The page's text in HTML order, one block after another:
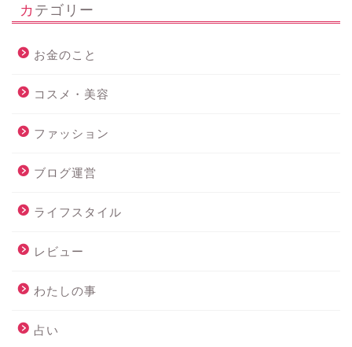
カテゴリー
お金のこと
コスメ・美容
ファッション
ブログ運営
ライフスタイル
レビュー
わたしの事
占い